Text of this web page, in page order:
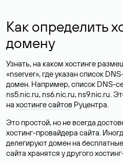
Как определить
домену
Узнать, на каком хостинге
«nserver», где указан список
домен. Например, список DNS-
ns5.nic.ru, ns6.nic.ru, ns9.nic.ru.
на хостинге сайтов Руцентра.
Это простой, но не всегда
хостинг-провайдера сайта.
делегируют домен на
сайта хранятся у другого